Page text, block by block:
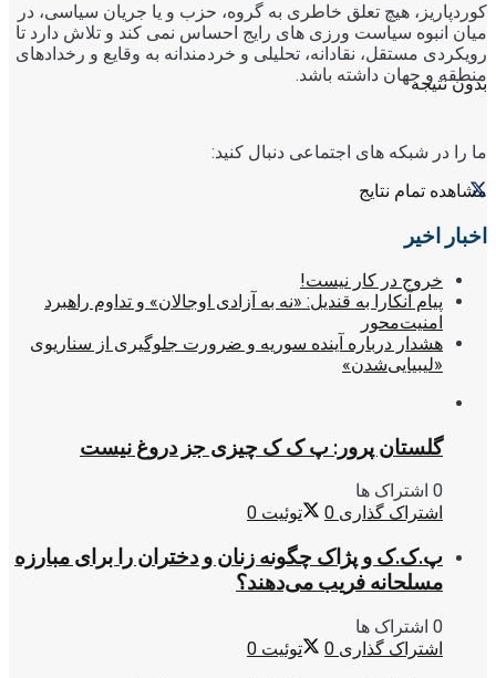
بدون نتیجه
مشاهده تمام نتایج
کوردپاریز، هیچ تعلق خاطری به گروه، حزب و یا جریان سیاسی، در
میان انبوه سیاست ورزی های رایج احساس نمی کند و تلاش دارد تا
رویکردی مستقل، نقادانه، تحلیلی و خردمندانه به وقایع و رخدادهای
منطقه و جهان داشته باشد.
ما را در شبکه های اجتماعی دنبال کنید:
اخبار اخیر
خروج در کار نیست!
پیام آنکارا به قندیل: «نه به آزادی اوجالان» و تداوم راهبرد
امنیت‌محور
هشدار درباره آینده سوریه و ضرورت جلوگیری از سناریوی
«لیبیایی‌شدن»
گلستان پرور: پ ک ک چیزی جز دروغ نیست
0 اشتراک ها
اشتراک گذاری 0 توئیت 0
پ.ک.ک و پژاک چگونه زنان و دختران را برای مبارزه
مسلحانه فریب می‌دهند؟
0 اشتراک ها
اشتراک گذاری 0 توئیت 0